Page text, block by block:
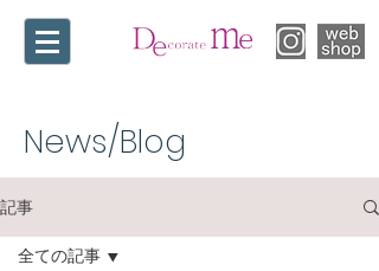
News/Blog​
記事
全ての記事